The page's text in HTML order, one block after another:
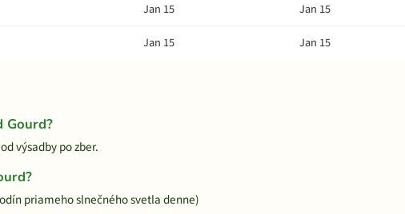
Jan 15
Jan 15
Jan 15
Jan 15
Gourd?
výsadby po zber.
priameho slnečného svetla denne)